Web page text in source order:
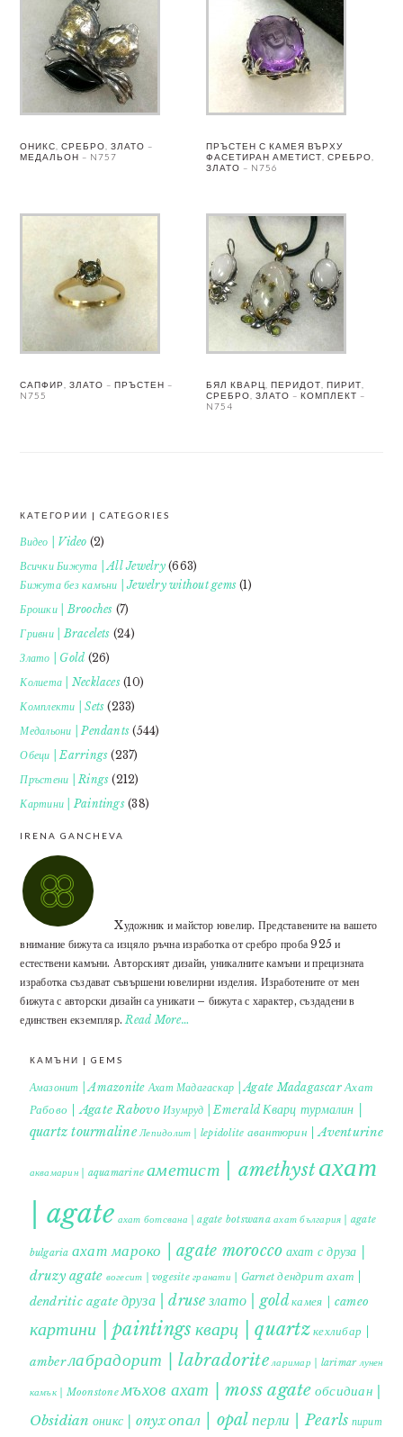
ОНИКС, СРЕБРО, ЗЛАТО –
МЕДАЛЬОН – N757
ПРЪСТЕН С КАМЕЯ ВЪРХУ
ФАСЕТИРАН АМЕТИСТ, СРЕБРО,
ЗЛАТО – N756
САПФИР, ЗЛАТО – ПРЪСТЕН –
N755
БЯЛ КВАРЦ, ПЕРИДОТ, ПИРИТ,
СРЕБРО, ЗЛАТО – КОМПЛЕКТ –
N754
FOOTER
КАТЕГОРИИ | CATEGORIES
Видео | Video (2)
Всички Бижута | All Jewelry(663)
Бижута без камъни | Jewelry without gems (1)
Брошки | Brooches (7)
Гривни | Bracelets (24)
Злато | Gold (26)
Колиета | Necklaces(10)
Комплекти | Sets (233)
Медальони | Pendants (544)
Обеци | Earrings (237)
Пръстени | Rings (212)
Картини | Paintings(38)
IRENA GANCHEVA
Xудожник и майстор ювелир. Представените на вашето
внимание бижута са изцяло ръчна изработка от сребро проба 925 и
естествени камъни. Авторският дизайн, уникалните камъни и прецизната
изработка създават съвършени ювелирни изделия. Изработените от мен
бижута с авторски дизайн са уникати – бижута с характер, създадени в
единствен екземпляр.Read More…
КАМЪНИ | GEMS
Амазонит | Amazonite Ахат Мадагаскар | Agate Madagascar Ахат
Рабово | Agate Rabovo Изумруд | Emerald Кварц турмалин |
quartz tourmaline Лепидолит | lepidolite авантюрин | Aventurine
аквамарин | aquamarine аметист | amethystахат
| agate ахат ботсвана | agate botswana ахат българия | agate
bulgaria ахат мароко | agate morocco ахат с друза |
druzy agate вогесит | vogesite гранати | Garnet дендрит ахат |
dendritic agate друза | druse злато | gold камея | cameo
картини | paintings кварц | quartzкехлибар |
amberлабрадорит | labradorite ларимар | larimar лунен
камък | Moonstone мъхов ахат | moss agate обсидиан |
Obsidian оникс | onyxопал | opal перли | Pearls пирит |